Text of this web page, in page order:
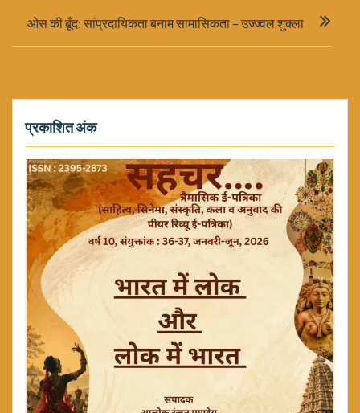
ओस की बूँद: सांप्रदायिकता बनाम सामासिकता – उज्ज्वल शुक्ला
प्रकाशित अंक